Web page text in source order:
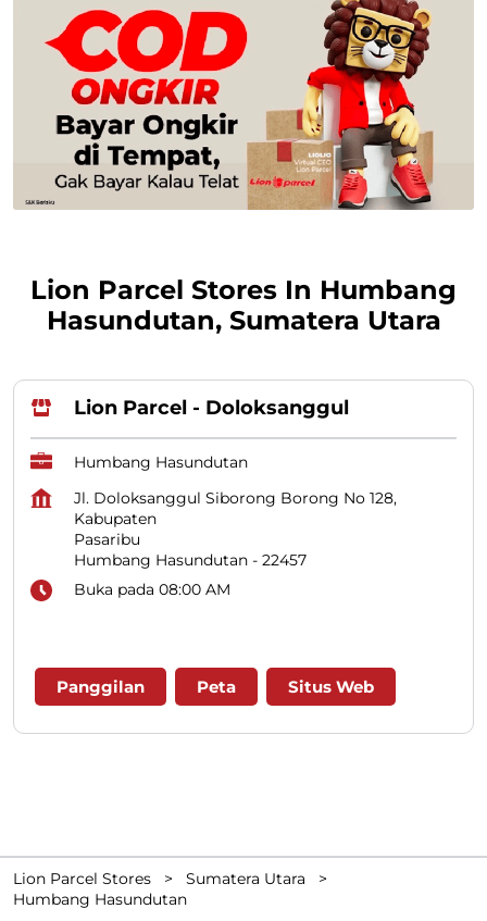
Lion Parcel Stores In Humbang
Hasundutan, Sumatera Utara
Lion Parcel - Doloksanggul
Humbang Hasundutan
Jl. Doloksanggul Siborong Borong No 128,
Kabupaten
Pasaribu
Humbang Hasundutan - 22457
Buka pada 08:00 AM
Panggilan Peta Situs Web
Lion Parcel Stores
Sumatera Utara
Humbang Hasundutan